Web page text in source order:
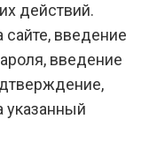
действий.
сайте, введение
введение
указанный